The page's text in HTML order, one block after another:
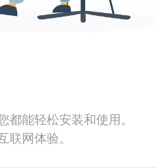
能轻松安装和使用。
网体验。